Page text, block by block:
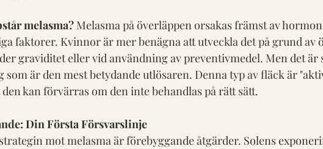
melasma? Melasma på överläppen orsakas främst av
faktorer. Kvinnor är mer benägna att utveckla det på grund av
graviditet eller vid användning av preventivmedel. Men det är
som är den mest betydande utlösaren. Denna typ av fläck är
kan förvärras om den inte behandlas på rätt sätt.
Din Första Försvarslinje
mot melasma är förebyggande åtgärder. Solens